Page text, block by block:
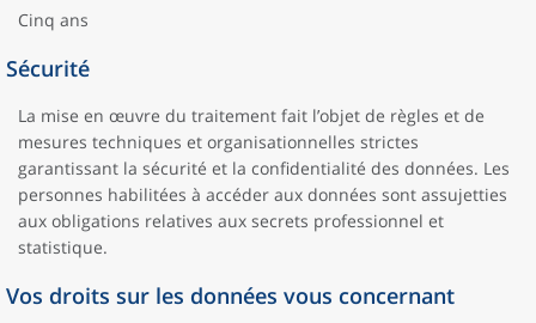
Cinq ans
Sécurité
La mise en œuvre du traitement fait l’objet de règles et de
mesures techniques et organisationnelles strictes
garantissant la sécurité et la confidentialité des données. Les
personnes habilitées à accéder aux données sont assujetties
aux obligations relatives aux secrets professionnel et
statistique.
Vos droits sur les données vous concernant